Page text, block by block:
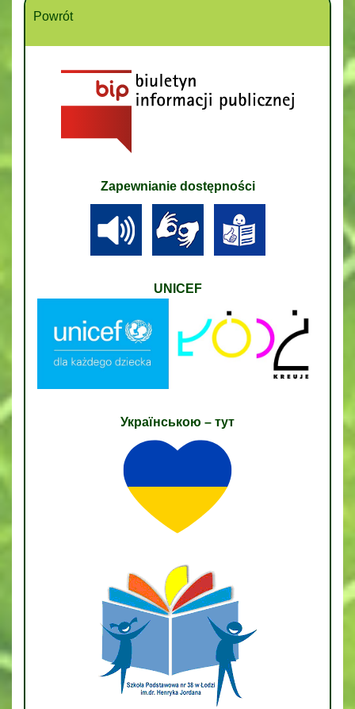
Powrót
Zapewnianie dostępności
UNICEF
Українською – тут